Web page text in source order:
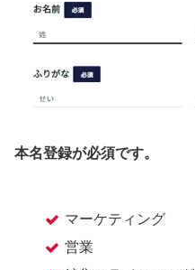
本名登録が必須です。
マーケティング
営業